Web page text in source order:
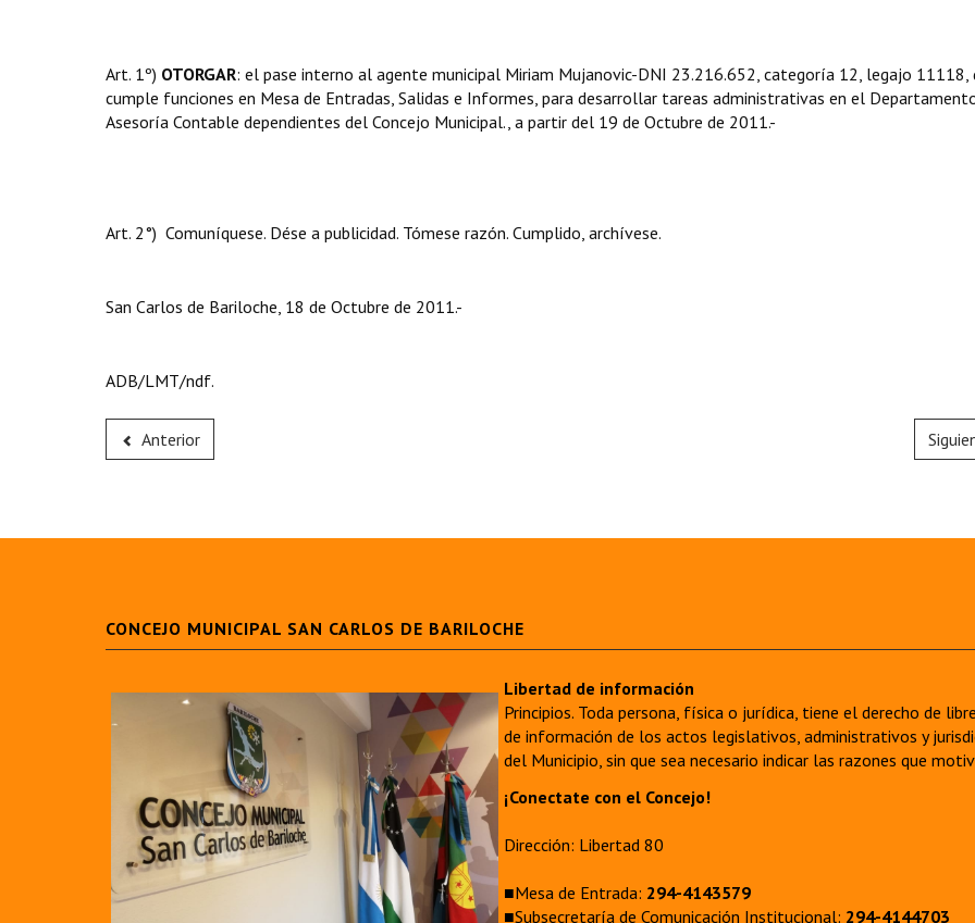
Art. 1º) OTORGAR: el pase interno al agente municipal Miriam Mujanovic-DNI 23.216.652, categoría 12, legajo 11118,
cumple funciones en Mesa de Entradas, Salidas e Informes, para desarrollar tareas administrativas en el
Asesoría Contable dependientes del Concejo Municipal., a partir del 19 de Octubre de 2011.-
Art. 2°) Comuníquese. Dése a publicidad. Tómese razón. Cumplido, archívese.
San Carlos de Bariloche, 18 de Octubre de 2011.-
ADB/LMT/ndf.
Anterior
CONCEJO MUNICIPAL SAN CARLOS DE BARILOCHE
Libertad de información
Principios. Toda persona, física o jurídica, tiene el derecho de
de información de los actos legislativos, administrativos y
del Municipio, sin que sea necesario indicar las razones que
¡Conectate con el Concejo!
Dirección: Libertad 80
■Mesa de Entrada: 294-4143579
■Subsecretaría de Comunicación Institucional: 294-4144703